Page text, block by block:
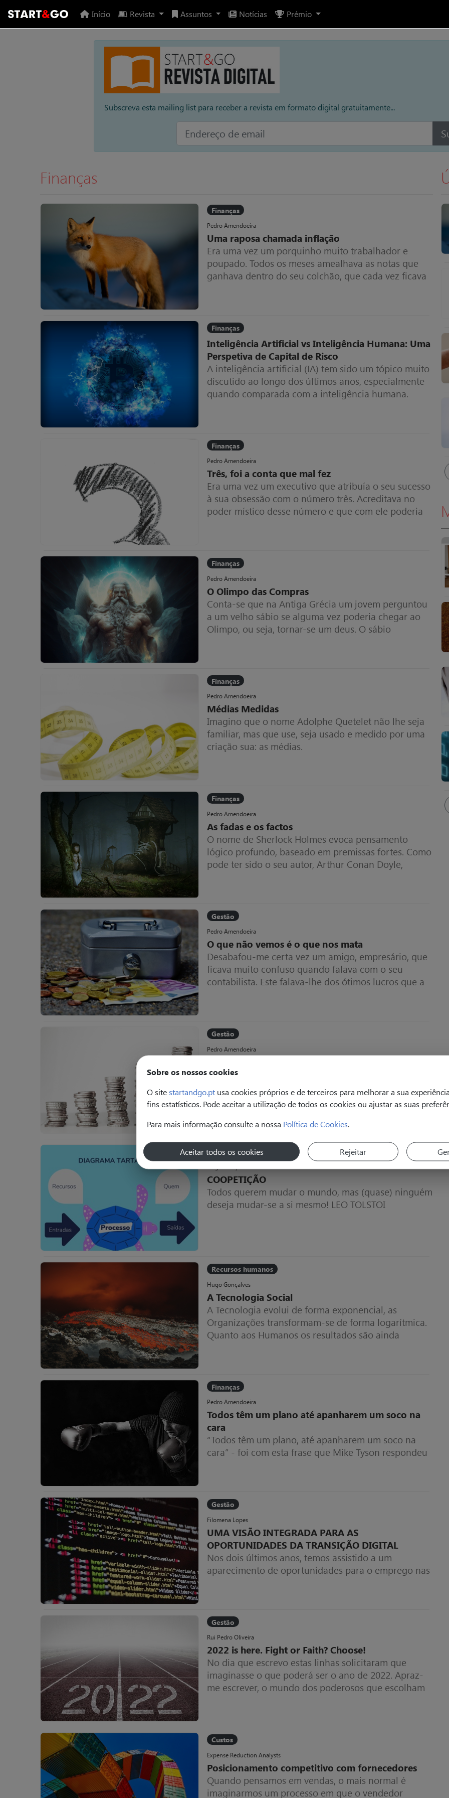
Sobre os nossos cookies
O site startandgo.pt usa cookies próprios e de terceiros para melhorar a sua
fins estatísticos. Pode aceitar a utilização de todos os cookies ou ajustar as suas
Para mais informação consulte a nossa Política de Cookies
Aceitar todos os cookies Rejeitar
Início Revista Assuntos Notícias Prémio
Subscreva esta mailing list para receber a revista em formato digital gratuitamente...
Finanças
Finanças
Pedro Amendoeira
Uma raposa chamada inflação
Era uma vez um porquinho muito trabalhador e
poupado. Todos os meses amealhava as notas que
ganhava dentro do seu colchão, que cada vez ficava
Finanças
Inteligência Artificial vs Inteligência Humana: Uma
Perspetiva de Capital de Risco
A inteligência artificial (IA) tem sido um tópico muito
discutido ao longo dos últimos anos, especialmente
quando comparada com a inteligência humana.
Finanças
Pedro Amendoeira
Três, foi a conta que mal fez
Era uma vez um executivo que atribuía o seu sucesso
à sua obsessão com o número três. Acreditava no
poder místico desse número e que com ele poderia
Finanças
Pedro Amendoeira
O Olimpo das Compras
Conta-se que na Antiga Grécia um jovem perguntou
a um velho sábio se alguma vez poderia chegar ao
Olimpo, ou seja, tornar-se um deus. O sábio
Finanças
Pedro Amendoeira
Médias Medidas
Imagino que o nome Adolphe Quetelet não lhe seja
familiar, mas que use, seja usado e medido por uma
criação sua: as médias.
Finanças
Pedro Amendoeira
As fadas e os factos
O nome de Sherlock Holmes evoca pensamento
lógico profundo, baseado em premissas fortes. Como
pode ter sido o seu autor, Arthur Conan Doyle,
Gestão
Pedro Amendoeira
O que não vemos é o que nos mata
Desabafou-me certa vez um amigo, empresário, que
ficava muito confuso quando falava com o seu
contabilista. Este falava-lhe dos ótimos lucros que a
Gestão
Pedro Amendoeira
94% dos professores universitários julgam-se
superiores aos seus colegas.1
Recursos humanos
COOPETIÇÃO
Todos querem mudar o mundo, mas (quase) ninguém
deseja mudar-se a si mesmo! LEO TOLSTOI
Recursos humanos
Hugo Gonçalves
A Tecnologia Social
A Tecnologia evolui de forma exponencial, as
Organizações transformam-se de forma logarítmica.
Quanto aos Humanos os resultados são ainda
Finanças
Pedro Amendoeira
Todos têm um plano até apanharem um soco na
cara
“Todos têm um plano, até apanharem um soco na
cara” - foi com esta frase que Mike Tyson respondeu
Gestão
Filomena Lopes
UMA VISÃO INTEGRADA PARA AS
OPORTUNIDADES DA TRANSIÇÃO DIGITAL
Nos dois últimos anos, temos assistido a um
aparecimento de oportunidades para o emprego nas
Gestão
Rui Pedro Oliveira
2022 is here. Fight or Faith? Choose!
No dia que escrevo estas linhas solicitaram que
imaginasse o que poderá ser o ano de 2022. Apraz-
me escrever, o mundo dos poderosos que escolham
Custos
Expense Reduction Analysts
Posicionamento competitivo com fornecedores
Quando pensamos em vendas, o mais normal é
imaginarmos um processo em que o vendedor